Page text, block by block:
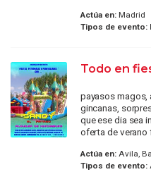
Actúa en:Madrid
Tipos de evento:
Todo en
payasos magos,
gincanas,
que ese dia sea
oferta de verano
Actúa en:Avila,
Tipos de evento: